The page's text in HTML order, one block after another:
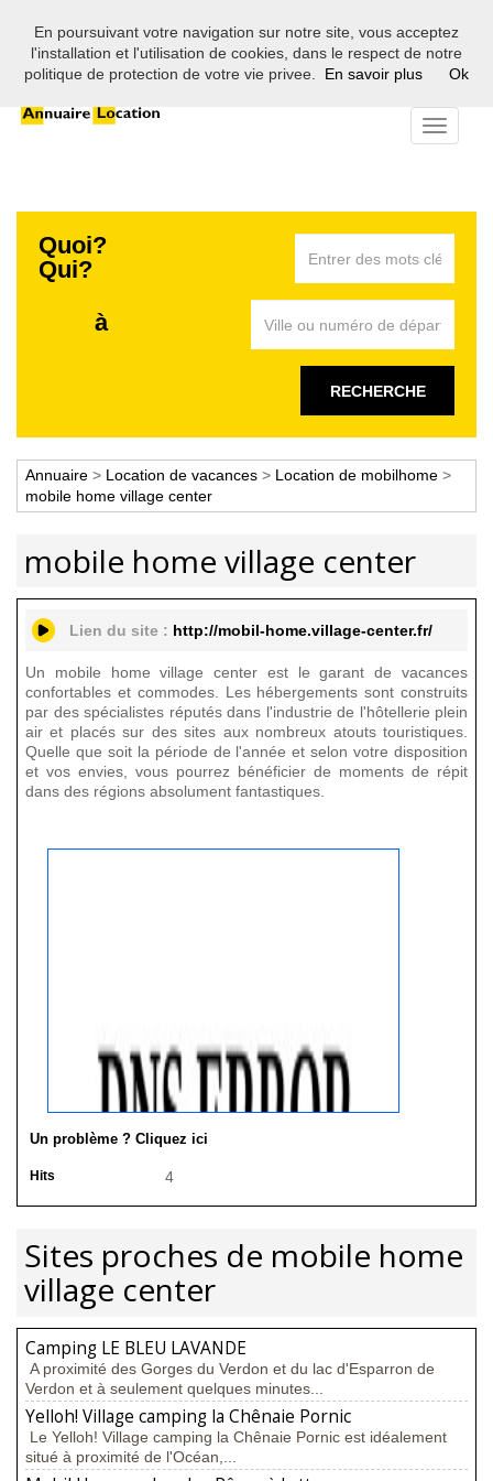
Bienvenue sur l'annuaire des professionnels de la location en
France
Toggle
Quoi?
Qui?
à
RECHERCHE
Annuaire > Location de vacances > Location de mobilhome >
mobile home village center
mobile home village center
Lien du site : http://mobil-home.village-center.fr/
Un mobile home village center est le garant de vacances
confortables et commodes. Les hébergements sont construits
par des spécialistes réputés dans l'industrie de l'hôtellerie plein
air et placés sur des sites aux nombreux atouts touristiques.
Quelle que soit la période de l'année et selon votre disposition
et vos envies, vous pourrez bénéficier de moments de répit
dans des régions absolument fantastiques.
Un problème ? Cliquez ici
Hits 4
Sites proches de mobile home
village center
Camping LE BLEU LAVANDE
A proximité des Gorges du Verdon et du lac d'Esparron de
Verdon et à seulement quelques minutes...
Yelloh! Village camping la Chênaie Pornic
Le Yelloh! Village camping la Chênaie Pornic est idéalement
situé à proximité de l'Océan,...
En poursuivant votre navigation sur notre site, vous acceptez
l'installation et l'utilisation de cookies, dans le respect de notre
politique de protection de votre vie privee.
En savoir plus Ok